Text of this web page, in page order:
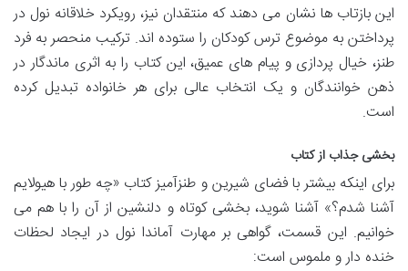
این بازتاب ها نشان می دهند که منتقدان نیز، رویکرد خلاقانه نول در
پرداختن به موضوع ترس کودکان را ستوده اند. ترکیب منحصر به فرد
طنز، خیال پردازی و پیام های عمیق، این کتاب را به اثری ماندگار در
ذهن خوانندگان و یک انتخاب عالی برای هر خانواده تبدیل کرده
است.
بخشی جذاب از کتاب
برای اینکه بیشتر با فضای شیرین و طنزآمیز کتاب «چه طور با هیولایم
آشنا شدم؟» آشنا شوید، بخشی کوتاه و دلنشین از آن را با هم می
خوانیم. این قسمت، گواهی بر مهارت آماندا نول در ایجاد لحظات
خنده دار و ملموس است: